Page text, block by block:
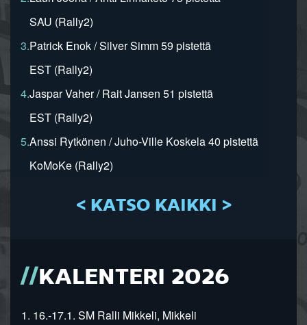
SAU (Rally2)
3.Patrick Enok / Silver Simm 59 pistettä
EST (Rally2)
4.Jaspar Vaher / Rait Jansen 51 pistettä
EST (Rally2)
5.Anssi Rytkönen / Juho-Ville Koskela 40 pistettä
KoMoKe (Rally2)
< KATSO KAIKKI >
KALENTERI 2026
1. 16.-17.1. SM Ralli Mikkeli, Mikkeli